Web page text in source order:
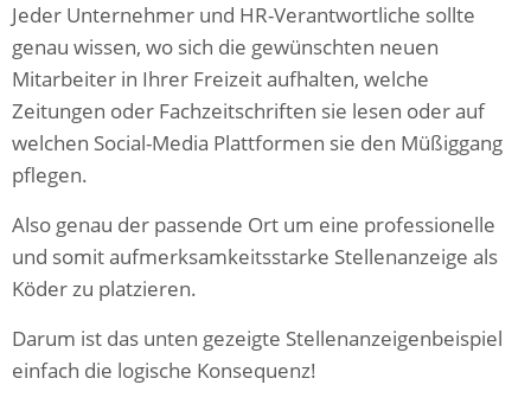
Jeder Unternehmer und HR-Verantwortliche sollte
genau wissen, wo sich die gewünschten neuen
Mitarbeiter in Ihrer Freizeit aufhalten, welche
Zeitungen oder Fachzeitschriften sie lesen oder auf
welchen Social-Media Plattformen sie den Müßiggang
pflegen.
Also genau der passende Ort um eine professionelle
und somit aufmerksamkeitsstarke Stellenanzeige als
Köder zu platzieren.
Darum ist das unten gezeigte Stellenanzeigenbeispiel
einfach die logische Konsequenz!